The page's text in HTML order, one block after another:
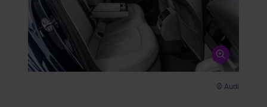
© Audi